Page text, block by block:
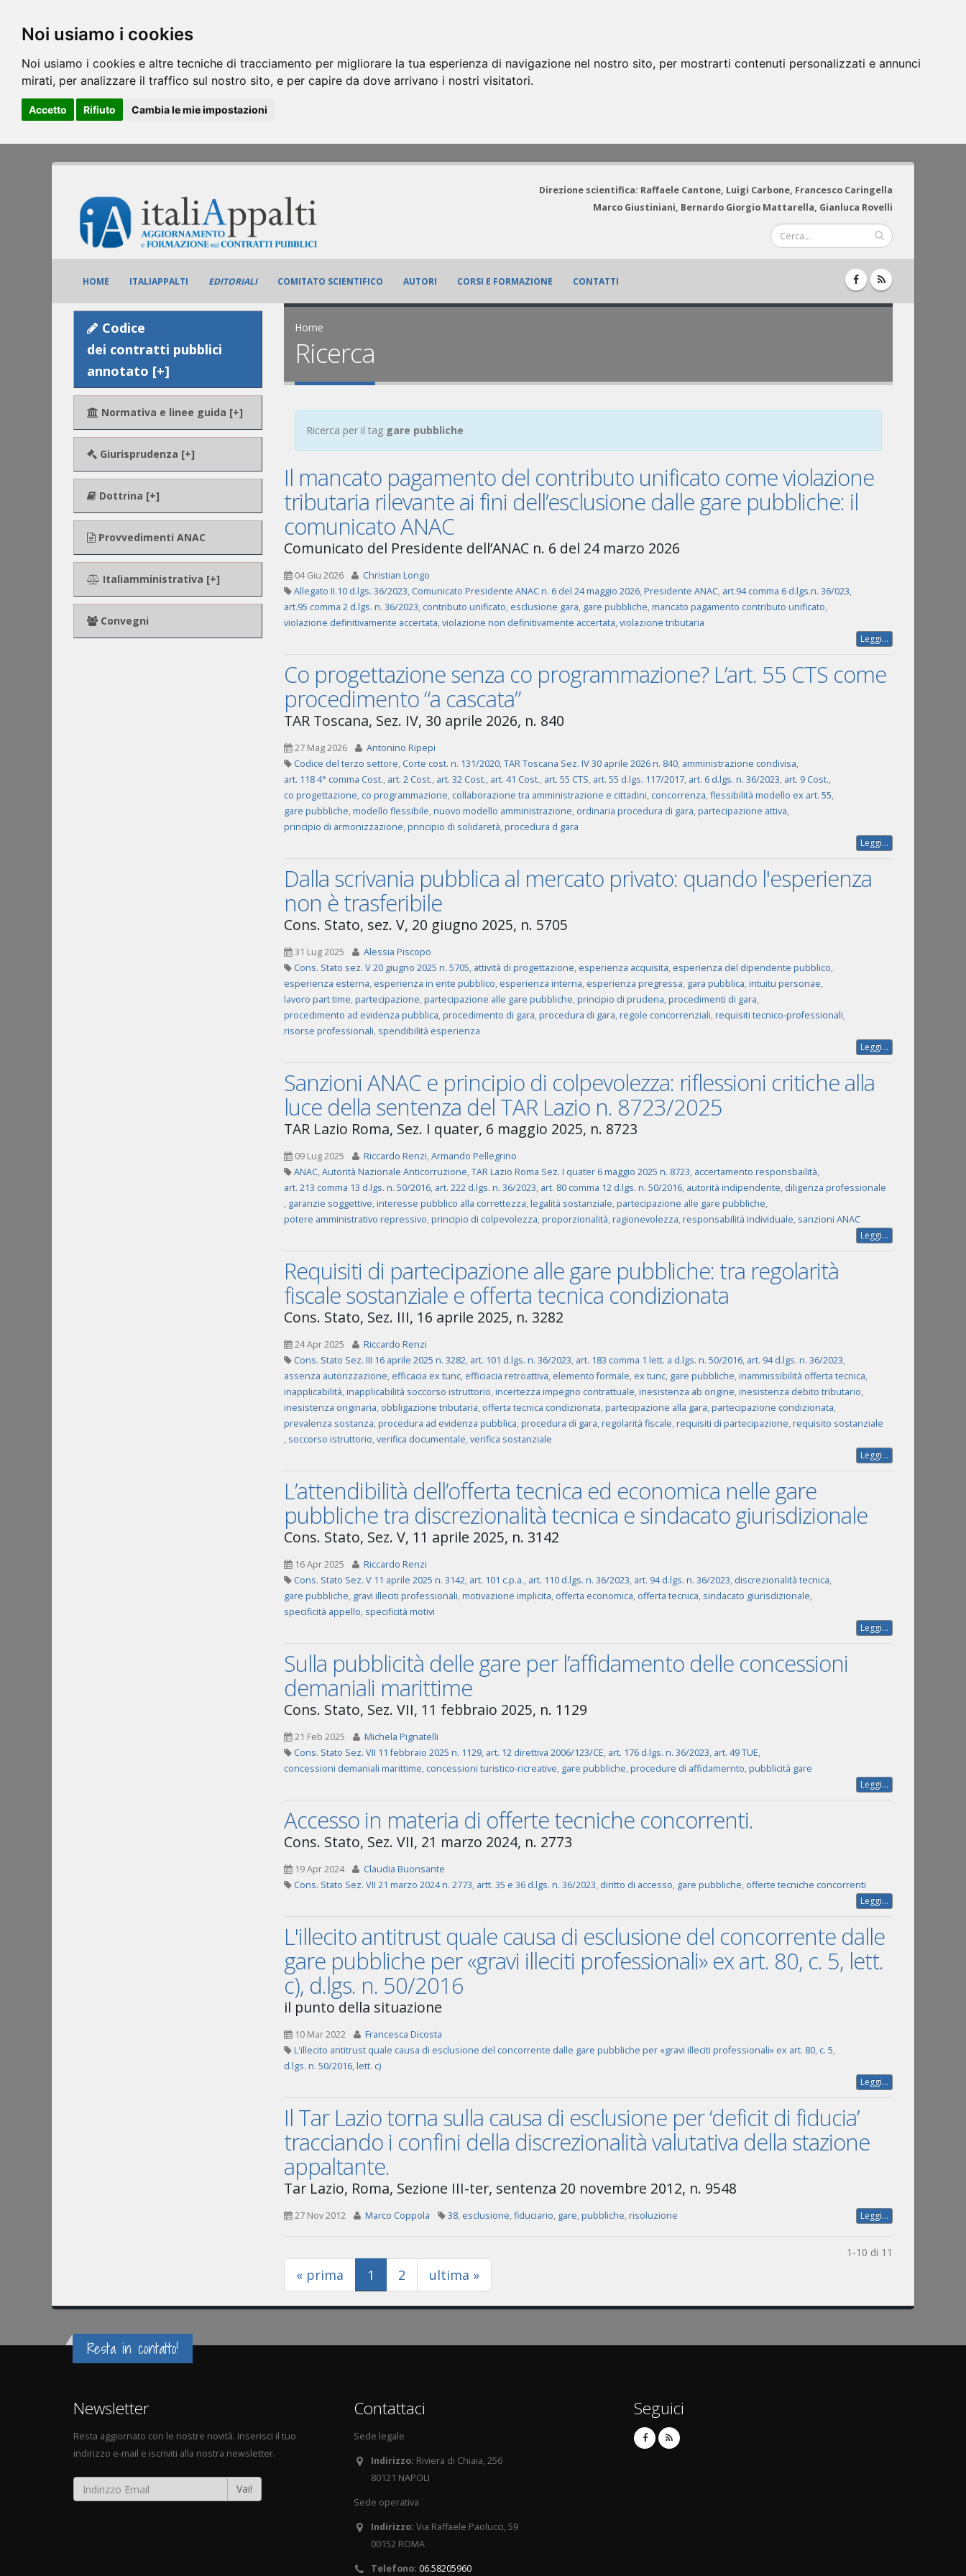
Noi usiamo i cookies
Noi usiamo i cookies e altre tecniche di tracciamento per migliorare la tua esperienza di navigazione nel nostro sito, per mostrarti contenuti personalizzati e annunci
mirati, per analizzare il traffico sul nostro sito, e per capire da dove arrivano i nostri visitatori.
Accetto Rifiuto Cambia le mie impostazioni
Direzione scientifica: Raffaele Cantone, Luigi Carbone, Francesco Caringella
Marco Giustiniani, Bernardo Giorgio Mattarella, Gianluca Rovelli
HOME ITALIAPPALTI EDITORIALI COMITATO SCIENTIFICO AUTORI CORSI E FORMAZIONE CONTATTI
Codice
dei contratti pubblici
annotato [+]
Normativa e linee guida [+]
Giurisprudenza [+]
Dottrina [+]
Provvedimenti ANAC
Italiamministrativa [+]
Convegni
Home
Ricerca
Ricerca per il tag gare pubbliche
Il mancato pagamento del contributo unificato come violazione
tributaria rilevante ai fini dell’esclusione dalle gare pubbliche: il
comunicato ANAC
Comunicato del Presidente dell’ANAC n. 6 del 24 marzo 2026
04 Giu 2026
Christian Longo
Allegato II.10 d.lgs. 36/2023, Comunicato Presidente ANAC n. 6 del 24 maggio 2026,Presidente ANAC, art.94 comma 6 d.lgs.n. 36/023,
art.95 comma 2 d.lgs. n. 36/2023, contributo unificato, esclusione gara, gare pubbliche,mancato pagamento contributo unificato,
violazione definitivamente accertata,violazione non definitivamente accertata,violazione tributaria
Leggi...
Co progettazione senza co programmazione? L’art. 55 CTS come
procedimento “a cascata”
TAR Toscana, Sez. IV, 30 aprile 2026, n. 840
27 Mag 2026
Antonino Ripepi
Codice del terzo settore, Corte cost. n. 131/2020,TAR Toscana Sez. IV 30 aprile 2026 n. 840, amministrazione condivisa,
art. 118 4° comma Cost., art. 2 Cost., art. 32 Cost., art. 41 Cost., art. 55 CTS, art. 55 d.lgs. 117/2017, art. 6 d.lgs. n. 36/2023, art. 9 Cost.,
co progettazione, co programmazione, collaborazione tra amministrazione e cittadini, concorrenza,flessibilità modello ex art. 55,
gare pubbliche,modello flessibile,nuovo modello amministrazione, ordinaria procedura di gara,partecipazione attiva,
principio di armonizzazione,principio di solidaretà,procedura d gara
Leggi...
Dalla scrivania pubblica al mercato privato: quando l'esperienza
non è trasferibile
Cons. Stato, sez. V, 20 giugno 2025, n. 5705
31 Lug 2025
Alessia Piscopo
Cons. Stato sez. V 20 giugno 2025 n. 5705, attività di progettazione, esperienza acquisita, esperienza del dipendente pubblico,
esperienza esterna, esperienza in ente pubblico, esperienza interna, esperienza pregressa, gara pubblica,intuitu personae,
lavoro part time,partecipazione,partecipazione alle gare pubbliche,principio di prudena,procedimenti di gara,
procedimento ad evidenza pubblica,procedimento di gara,procedura di gara,regole concorrenziali,requisiti tecnico-professionali,
risorse professionali, spendibilità esperienza
Leggi...
Sanzioni ANAC e principio di colpevolezza: riflessioni critiche alla
luce della sentenza del TAR Lazio n. 8723/2025
TAR Lazio Roma, Sez. I quater, 6 maggio 2025, n. 8723
09 Lug 2025 Riccardo Renzi,Armando Pellegrino
ANAC,Autorità Nazionale Anticorruzione,TAR Lazio Roma Sez. I quater 6 maggio 2025 n. 8723, accertamento responsbailità,
art. 213 comma 13 d.lgs. n. 50/2016, art. 222 d.lgs. n. 36/2023, art. 80 comma 12 d.lgs. n. 50/2016, autorità indipendente, diligenza professionale
, garanzie soggettive,interesse pubblico alla correttezza,legalità sostanziale,partecipazione alle gare pubbliche,
potere amministrativo repressivo,principio di colpevolezza,proporzionalità,ragionevolezza,responsabilità individuale, sanzioni ANAC
Leggi...
Requisiti di partecipazione alle gare pubbliche: tra regolarità
fiscale sostanziale e offerta tecnica condizionata
Cons. Stato, Sez. III, 16 aprile 2025, n. 3282
24 Apr 2025
Riccardo Renzi
Cons. Stato Sez. III 16 aprile 2025 n. 3282, art. 101 d.lgs. n. 36/2023, art. 183 comma 1 lett. a d.lgs. n. 50/2016, art. 94 d.lgs. n. 36/2023,
assenza autorizzazione, efficacia ex tunc, efficiacia retroattiva, elemento formale, ex tunc, gare pubbliche,inammissibilità offerta tecnica,
inapplicabilità,inapplicabilità soccorso istruttorio,incertezza impegno contrattuale,inesistenza ab origine,inesistenza debito tributario,
inesistenza originaria, obbligazione tributaria, offerta tecnica condizionata,partecipazione alla gara,partecipazione condizionata,
prevalenza sostanza,procedura ad evidenza pubblica,procedura di gara,regolarità fiscale,requisiti di partecipazione,requisito sostanziale
, soccorso istruttorio,verifica documentale,verifica sostanziale
Leggi...
L’attendibilità dell’offerta tecnica ed economica nelle gare
pubbliche tra discrezionalità tecnica e sindacato giurisdizionale
Cons. Stato, Sez. V, 11 aprile 2025, n. 3142
16 Apr 2025
Riccardo Renzi
Cons. Stato Sez. V 11 aprile 2025 n. 3142, art. 101 c.p.a., art. 110 d.lgs. n. 36/2023, art. 94 d.lgs. n. 36/2023, discrezionalità tecnica,
gare pubbliche, gravi illeciti professionali,motivazione implicita, offerta economica, offerta tecnica, sindacato giurisdizionale,
specificità appello, specificità motivi
Leggi...
Sulla pubblicità delle gare per l’affidamento delle concessioni
demaniali marittime
Cons. Stato, Sez. VII, 11 febbraio 2025, n. 1129
21 Feb 2025
Michela Pignatelli
Cons. Stato Sez. VII 11 febbraio 2025 n. 1129, art. 12 direttiva 2006/123/CE, art. 176 d.lgs. n. 36/2023, art. 49 TUE,
concessioni demaniali marittime, concessioni turistico-ricreative, gare pubbliche,procedure di affidamernto,pubblicità gare
Leggi...
Accesso in materia di offerte tecniche concorrenti.
Cons. Stato, Sez. VII, 21 marzo 2024, n. 2773
19 Apr 2024
Claudia Buonsante
Cons. Stato Sez. VII 21 marzo 2024 n. 2773, artt. 35 e 36 d.lgs. n. 36/2023, diritto di accesso, gare pubbliche, offerte tecniche concorrenti
Leggi...
L'illecito antitrust quale causa di esclusione del concorrente dalle
gare pubbliche per «gravi illeciti professionali» ex art. 80, c. 5, lett.
c), d.lgs. n. 50/2016
il punto della situazione
10 Mar 2022
Francesca Dicosta
L'illecito antitrust quale causa di esclusione del concorrente dalle gare pubbliche per «gravi illeciti professionali» ex art. 80, c. 5,
d.lgs. n. 50/2016,lett. c)
Leggi...
Il Tar Lazio torna sulla causa di esclusione per ‘deficit di fiducia’
tracciando i confini della discrezionalità valutativa della stazione
appaltante.
Tar Lazio, Roma, Sezione III-ter, sentenza 20 novembre 2012, n. 9548
27 Nov 2012 Marco Coppola 38, esclusione,fiduciario, gare,pubbliche,risoluzione Leggi...
« prima 1 (current)
2 ultima »
1-10 di 11
Resta in contatto!
Newsletter
Resta aggiornato con le nostre novità. Inserisci il tuo
indirizzo e-mail e iscriviti alla nostra newsletter.
Vai!
Contattaci
Sede legale
Indirizzo: Riviera di Chiaia, 256
80121 NAPOLI
Sede operativa
Indirizzo: Via Raffaele Paolucci, 59
00152 ROMA
Telefono: 06.58205960
Seguici